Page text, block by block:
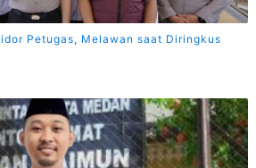
Petugas, Melawan saat Diringkus